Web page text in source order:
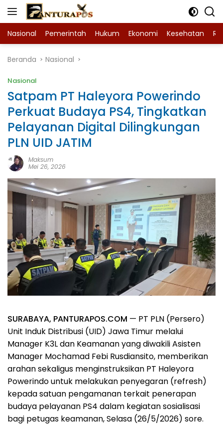
Langsung
Nasional Pemerintah Hukum Ekonomi Kesehatan
Beranda Nasional
Nasional
Satpam PT Haleyora Powerindo
Perkuat Budaya PS4, Tingkatkan
Pelayanan Digital Dilingkungan
PLN UID JATIM
Maksum
Mei 26, 2026
SURABAYA, PANTURAPOS.COM — PT PLN (Persero)
Unit Induk Distribusi (UID) Jawa Timur melalui
Manager K3L dan Keamanan yang diwakili Asisten
Manager Mochamad Febi Rusdiansito, memberikan
arahan sekaligus menginstruksikan PT Haleyora
Powerindo untuk melakukan penyegaran (refresh)
kepada satuan pengamanan terkait penerapan
budaya pelayanan PS4 dalam kegiatan sosialisasi
bagi petugas keamanan, Selasa (26/5/2026) sore.